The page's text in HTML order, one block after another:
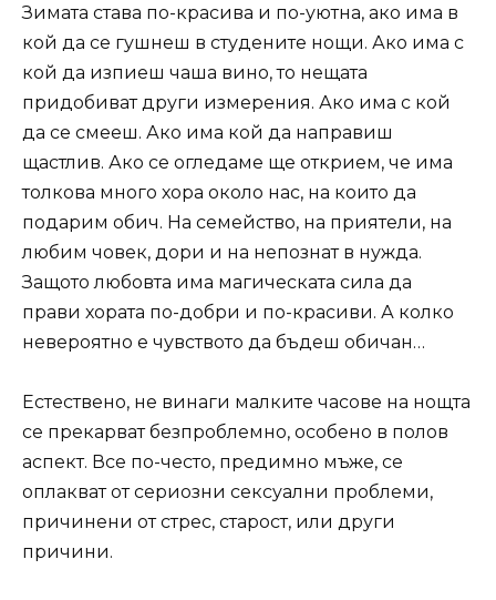
Зимата става по-красива и по-уютна, ако има в
кой да се гушнеш в студените нощи. Ако има с
кой да изпиеш чаша вино, то нещата
придобиват други измерения. Ако има с кой
да се смееш. Ако има кой да направиш
щастлив. Ако се огледаме ще открием, че има
толкова много хора около нас, на които да
подарим обич. На семейство, на приятели, на
любим човек, дори и на непознат в нужда.
Защото любовта има магическата сила да
прави хората по-добри и по-красиви. А колко
невероятно е чувството да бъдеш обичан…
Естествено, не винаги малките часове на нощта
се прекарват безпроблемно, особено в полов
аспект. Все по-често, предимно мъже, се
оплакват от сериозни сексуални проблеми,
причинени от стрес, старост, или други
причини.